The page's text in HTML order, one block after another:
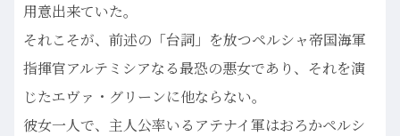
用意出来ていた。
それこそが、前述の「台詞」を放つペルシャ帝国海軍
指揮官アルテミシアなる最恐の悪女であり、それを演
じたエヴァ・グリーンに他ならない。
彼女一人で、主人公率いるアテナイ軍はおろかペルシ